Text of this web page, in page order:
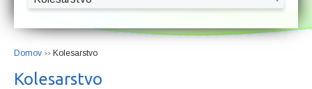
Domov >> Kolesarstvo
Kolesarstvo